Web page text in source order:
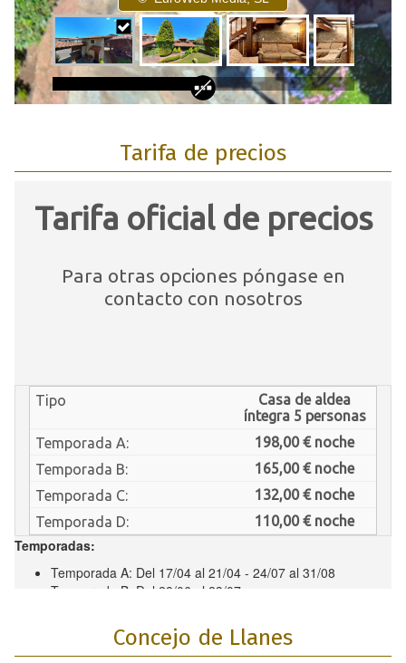
Tarifa de precios
Concejo de Llanes